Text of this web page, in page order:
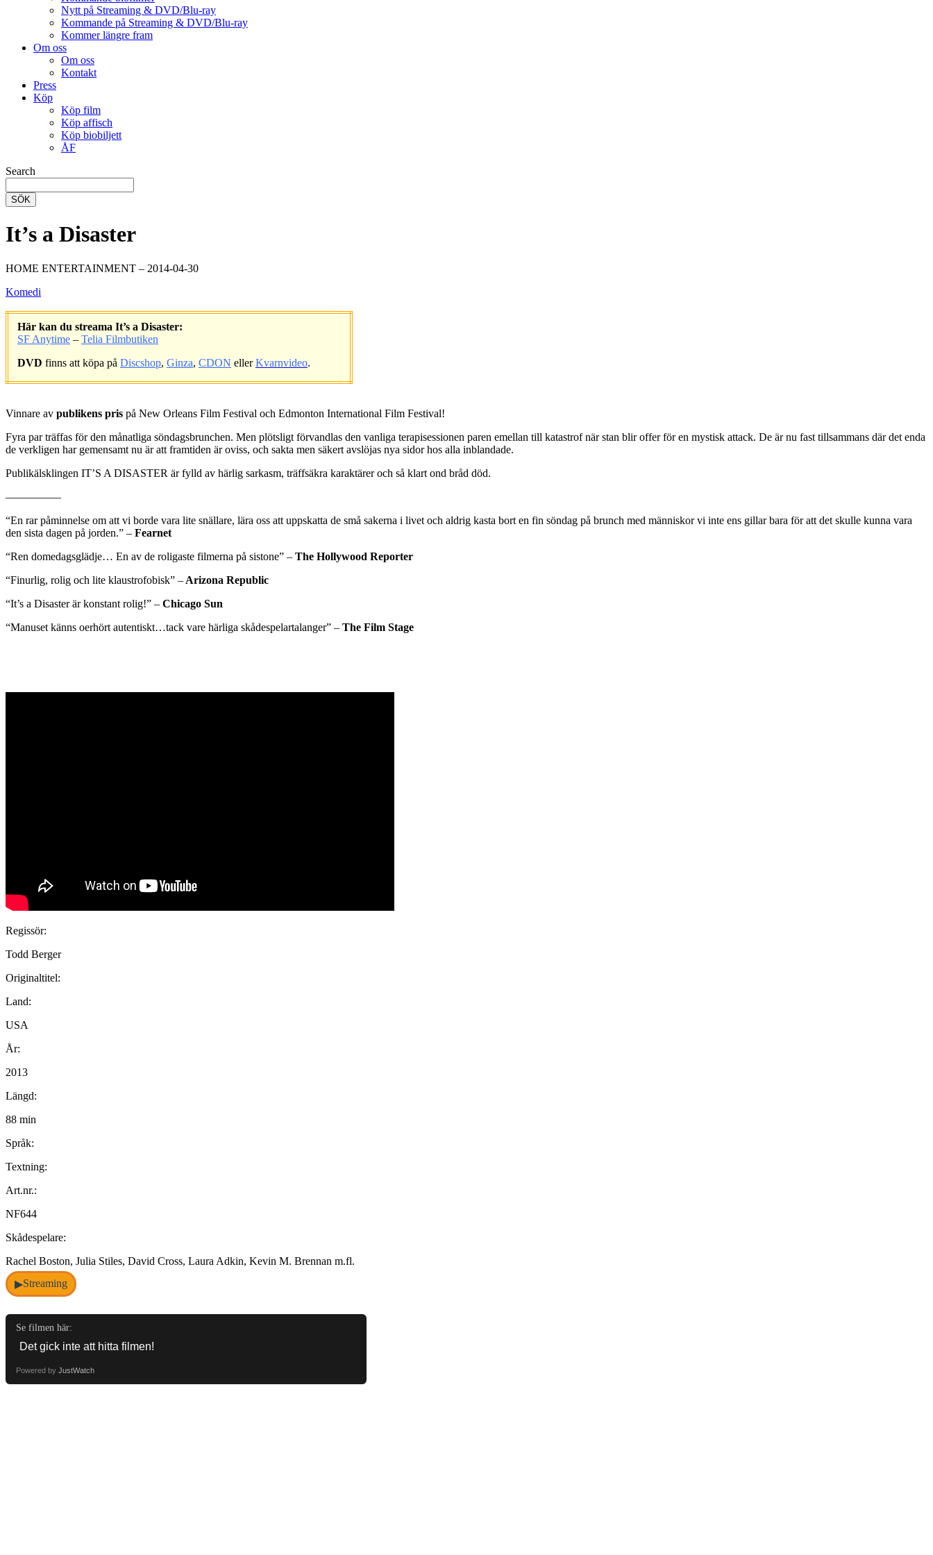
Nytt på Streaming & DVD/Blu-ray
Kommande på Streaming & DVD/Blu-ray
Kommer längre fram
Om oss
Om oss
Kontakt
Press
Köp
Köp film
Köp affisch
Köp biobiljett
ÅF
Search
SÖK
It’s a Disaster
HOME ENTERTAINMENT – 2014-04-30
Komedi
Här kan du streama It’s a Disaster:
SF Anytime – Telia Filmbutiken
DVD finns att köpa på Discshop, Ginza, CDON ellerKvarnvideo.
Vinnare av publikens pris på New Orleans Film Festival och Edmonton International Film Festival!
Fyra par träffas för den månatliga söndagsbrunchen. Men plötsligt förvandlas den vanliga terapisessionen paren emellan till katastrof när stan blir offer för en mystisk attack. De är nu fast tillsammans där det enda
de verkligen har gemensamt nu är att framtiden är oviss, och sakta men säkert avslöjas nya sidor hos alla inblandade.
Publikälsklingen IT’S A DISASTER är fylld av härlig sarkasm, träffsäkra karaktärer och så klart ond bråd död.
—————
“En rar påminnelse om att vi borde vara lite snällare, lära oss att uppskatta de små sakerna i livet och aldrig kasta bort en fin söndag på brunch med människor vi inte ens gillar bara för att det skulle kunna vara
den sista dagen på jorden.” – Fearnet
“Ren domedagsglädje… En av de roligaste filmerna på sistone” – The Hollywood Reporter
“Finurlig, rolig och lite klaustrofobisk” – Arizona Republic
“It’s a Disaster är konstant rolig!” – Chicago Sun
“Manuset känns oerhört autentiskt…tack vare härliga skådespelartalanger” – The Film Stage
Regissör:
Todd Berger
Originaltitel:
Land:
USA
År:
2013
Längd:
88 min
Språk:
Textning:
Art.nr.:
NF644
Skådespelare:
Rachel Boston, Julia Stiles, David Cross, Laura Adkin, Kevin M. Brennan m.fl.
▶Streaming
Se filmen här:
Powered by JustWatch